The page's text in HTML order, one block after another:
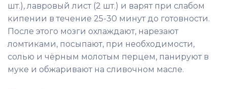
шт.), лавровый лист (2 шт.) и варят при слабом
кипении в течение 25-30 минут до готовности.
После этого мозги охлаждают, нарезают
ломтиками, посыпают, при необходимости,
солью и чёрным молотым перцем, панируют в
муке и обжаривают на сливочном масле.